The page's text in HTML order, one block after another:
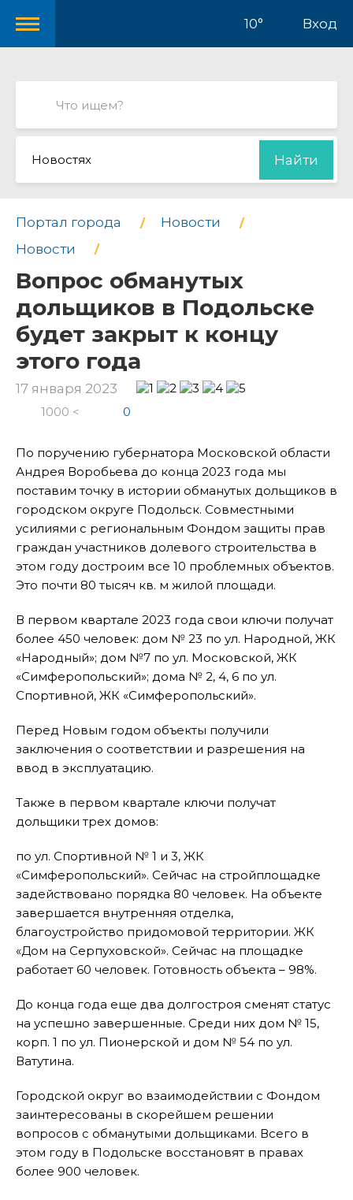
10° Вход
Новостях Найти
Портал города
Новости
Новости
Вопрос обманутых
дольщиков в Подольске
будет закрыт к концу
этого года
17 января 2023
1000 < 0
По поручению губернатора Московской области
Андрея Воробьева до конца 2023 года мы
поставим точку в истории обманутых дольщиков в
городском округе Подольск. Совместными
усилиями с региональным Фондом защиты прав
граждан участников долевого строительства в
этом году достроим все 10 проблемных объектов.
Это почти 80 тысяч кв. м жилой площади.
В первом квартале 2023 года свои ключи получат
более 450 человек: дом № 23 по ул. Народной, ЖК
«Народный»; дом №7 по ул. Московской, ЖК
«Симферопольский»; дома № 2, 4, 6 по ул.
Спортивной, ЖК «Симферопольский».
Перед Новым годом объекты получили
заключения о соответствии и разрешения на
ввод в эксплуатацию.
Также в первом квартале ключи получат
дольщики трех домов:
по ул. Спортивной № 1 и 3, ЖК
«Симферопольский». Сейчас на стройплощадке
задействовано порядка 80 человек. На объекте
завершается внутренняя отделка,
благоустройство придомовой территории. ЖК
«Дом на Серпуховской». Сейчас на площадке
работает 60 человек. Готовность объекта – 98%.
До конца года еще два долгостроя сменят статус
на успешно завершенные. Среди них дом № 15,
корп. 1 по ул. Пионерской и дом № 54 по ул.
Ватутина.
Городской округ во взаимодействии с Фондом
заинтересованы в скорейшем решении
вопросов с обманутыми дольщиками. Всего в
этом году в Подольске восстановят в правах
более 900 человек.